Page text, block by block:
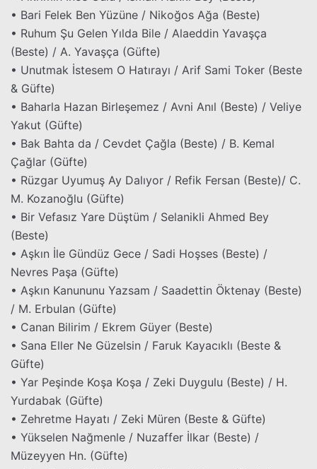
• Bari Felek Ben Yüzüne / Nikoğos Ağa (Beste)
• Ruhum Şu Gelen Yılda Bile / Alaeddin Yavaşça
(Beste) / A. Yavaşça (Güfte)
• Unutmak İstesem O Hatırayı / Arif Sami Toker (Beste
& Güfte)
• Baharla Hazan Birleşemez / Avni Anıl (Beste) / Veliye
Yakut (Güfte)
• Bak Bahta da / Cevdet Çağla (Beste) / B. Kemal
Çağlar (Güfte)
• Rüzgar Uyumuş Ay Dalıyor / Refik Fersan (Beste)/ C.
M. Kozanoğlu (Güfte)
• Bir Vefasız Yare Düştüm / Selanikli Ahmed Bey
(Beste)
• Aşkın İle Gündüz Gece / Sadi Hoşses (Beste) /
Nevres Paşa (Güfte)
• Aşkın Kanununu Yazsam / Saadettin Öktenay (Beste)
/ M. Erbulan (Güfte)
• Canan Bilirim / Ekrem Güyer (Beste)
• Sana Eller Ne Güzelsin / Faruk Kayacıklı (Beste &
Güfte)
• Yar Peşinde Koşa Koşa / Zeki Duygulu (Beste) / H.
Yurdabak (Güfte)
• Zehretme Hayatı / Zeki Müren (Beste & Güfte)
• Yükselen Nağmenle / Nuzaffer İlkar (Beste) /
Müzeyyen Hn. (Güfte)